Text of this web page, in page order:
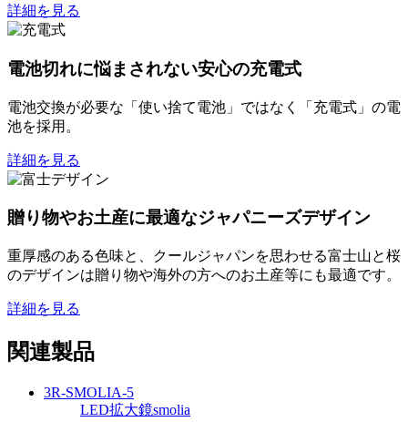
詳細を見る
電池切れに悩まされない安心の充電式
電池交換が必要な「使い捨て電池」ではなく「充電式」の電
池を採用。
詳細を見る
贈り物やお土産に最適なジャパニーズデザイン
重厚感のある色味と、クールジャパンを思わせる富士山と桜
のデザインは贈り物や海外の方へのお土産等にも最適です。
詳細を見る
関連製品
3R-SMOLIA-5
LED拡大鏡smolia